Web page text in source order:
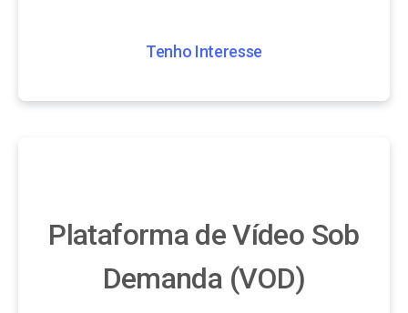
Tenho Interesse
Plataforma de Vídeo Sob
Demanda (VOD)